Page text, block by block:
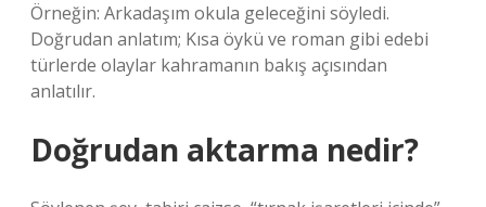
Örneğin: Arkadaşım okula geleceğini söyledi.
Doğrudan anlatım; Kısa öykü ve roman gibi edebi
türlerde olaylar kahramanın bakış açısından
anlatılır.
Doğrudan aktarma nedir?